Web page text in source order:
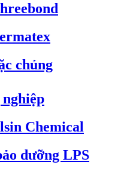
chủng
Chemical
dưỡng LPS